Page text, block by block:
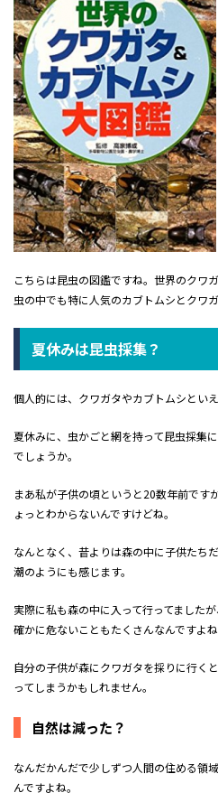
こちらは昆虫の図鑑ですね。世界のクワ
虫の中でも特に人気のカブトムシとクワ
夏休みは昆虫採集？
個人的には、クワガタやカブトムシとい
夏休みに、虫かごと網を持って昆虫採集
でしょうか。
まあ私が子供の頃というと20数年前です
ょっとわからないんですけどね。
なんとなく、昔よりは森の中に子供たち
潮のようにも感じます。
実際に私も森の中に入って行ってました
確かに危ないこともたくさんなんですよね
自分の子供が森にクワガタを採りに行く
ってしまうかもしれません。
自然は減った？
なんだかんだで少しずつ人間の住める領
んですよね。